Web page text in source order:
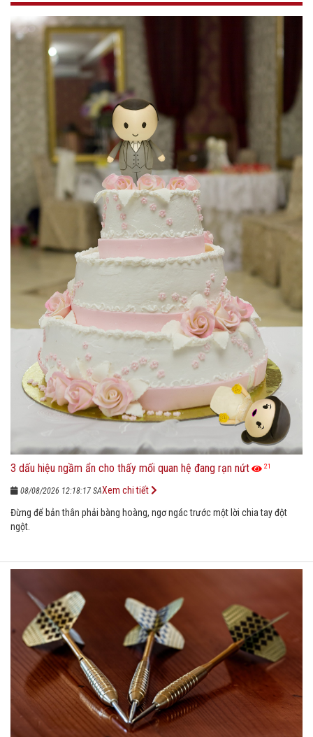
3 dấu hiệu ngầm ẩn cho thấy mối quan hệ đang rạn nứt 21
08/08/2026 12:18:17 SA
Đừng để bản thân phải bàng hoàng, ngơ ngác trước một lời chia tay đột
ngột.
Xem chi tiết